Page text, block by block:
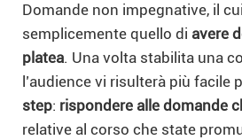
Domande non impegnative, il
semplicemente quello di avere
platea. Una volta stabilita una
l’audience vi risulterà più facile
step: rispondere alle domande
relative al corso che state